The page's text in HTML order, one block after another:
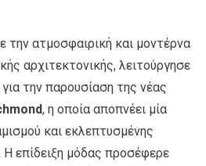
την ατμοσφαιρική και μοντέρνα
αρχιτεκτονικής, λειτούργησε
την παρουσίαση της νέας
, η οποία αποπνέει μία
και εκλεπτυσμένης
επίδειξη μόδας προσέφερε